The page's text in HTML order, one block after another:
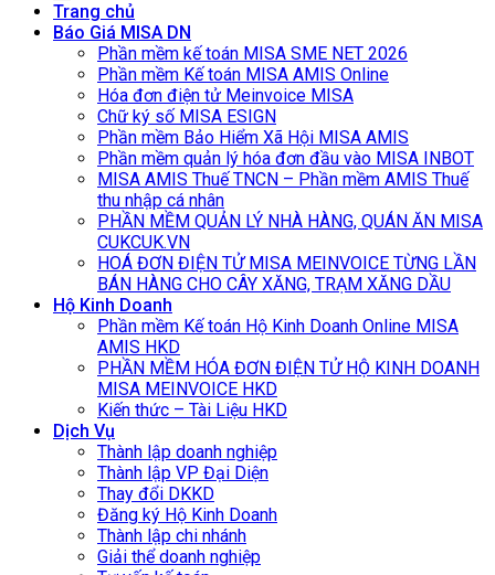
Trang chủ
Báo Giá MISA DN
Phần mềm kế toán MISA SME NET 2026
Phần mềm Kế toán MISA AMIS Online
Hóa đơn điện tử Meinvoice MISA
Chữ ký số MISA ESIGN
Phần mềm Bảo Hiểm Xã Hội MISA AMIS
Phần mềm quản lý hóa đơn đầu vào MISA INBOT
MISA AMIS Thuế TNCN – Phần mềm AMIS Thuế
thu nhập cá nhân
PHẦN MỀM QUẢN LÝ NHÀ HÀNG, QUÁN ĂN MISA
CUKCUK.VN
HOÁ ĐƠN ĐIỆN TỬ MISA MEINVOICE TỪNG LẦN
BÁN HÀNG CHO CÂY XĂNG, TRẠM XĂNG DẦU
Hộ Kinh Doanh
Phần mềm Kế toán Hộ Kinh Doanh Online MISA
AMIS HKD
PHẦN MỀM HÓA ĐƠN ĐIỆN TỬ HỘ KINH DOANH
MISA MEINVOICE HKD
Kiến thức – Tài Liệu HKD
Dịch Vụ
Thành lập doanh nghiệp
Thành lập VP Đại Diện
Thay đổi DKKD
Đăng ký Hộ Kinh Doanh
Thành lập chi nhánh
Giải thể doanh nghiệp